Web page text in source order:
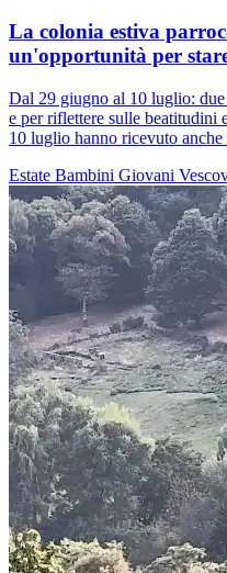
La colonia estiva
un'opportunità per
Dal 29 giugno al 10 luglio:
e per riflettere sulle beatitudini
10 luglio hanno ricevuto
Estate Bambini Giovani